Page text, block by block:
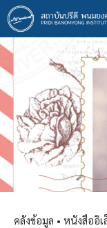
ข้าม
ไป
ยัง
หลัก
คลังข้อมูล • หนังสืออิเ